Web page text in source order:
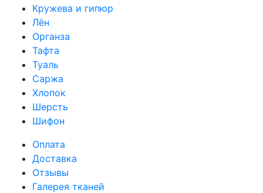
Кружева и гипюр
Лён
Органза
Тафта
Туаль
Саржа
Хлопок
Шерсть
Шифон
Оплата
Доставка
Отзывы
Галерея тканей